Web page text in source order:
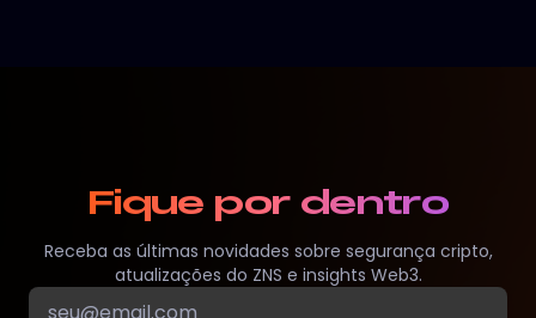
Fique por dentro
Receba as últimas novidades sobre segurança cripto,
atualizações do ZNS e insights Web3.